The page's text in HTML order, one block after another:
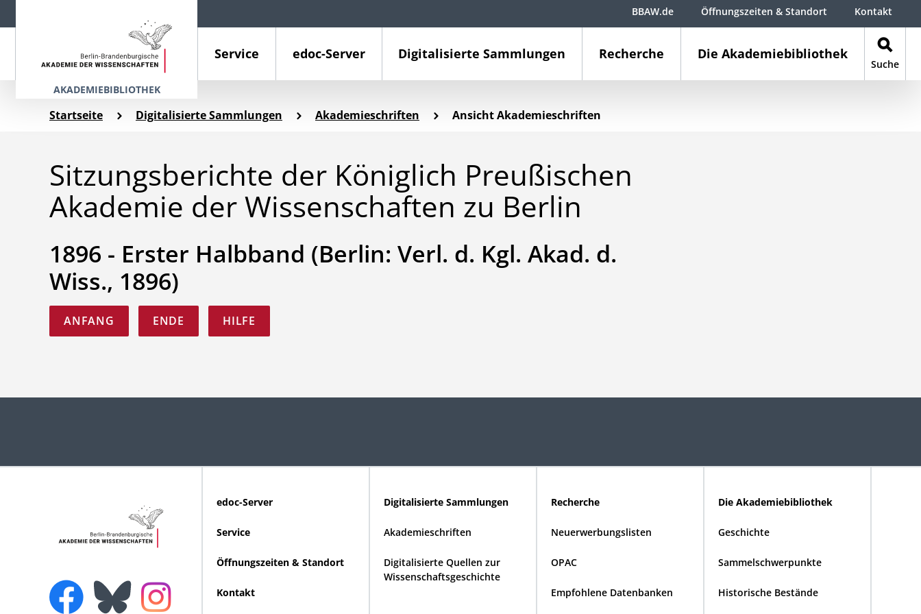
AKADEMIEBIBLIOTHEK
Service edoc-Server Digitalisierte Sammlungen Recherche Die Akademiebibliothek
Suche
BBAW.de Öffnungszeiten & Standort Kontakt
Startseite Digitalisierte Sammlungen Akademieschriften Ansicht Akademieschriften
Sitzungsberichte der Königlich Preußischen
Akademie der Wissenschaften zu Berlin
1896 - Erster Halbband (Berlin: Verl. d. Kgl. Akad. d.
Wiss., 1896)
ANFANG ENDE HILFE
edoc-Server
Service
Öffnungszeiten & Standort
Kontakt
Digitalisierte Sammlungen
Akademieschriften
Digitalisierte Quellen zur
Wissenschaftsgeschichte
Recherche
Neuerwerbungslisten
OPAC
Empfohlene Datenbanken
Die Akademiebibliothek
Geschichte
Sammelschwerpunkte
Historische Bestände